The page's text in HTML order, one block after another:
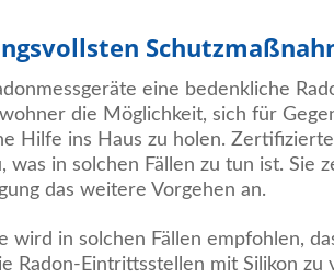
eine bedenkliche
die Möglichkeit, sich für
Hilfe ins Haus zu holen.
was in solchen Fällen zu tun ist. Sie
das weitere Vorgehen an.
wird in solchen Fällen empfohlen,
Radon-Eintrittsstellen mit Silikon zu